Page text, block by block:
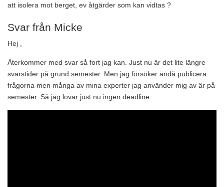
att isolera mot berget, ev åtgärder som kan vidtas ?
Svar från Micke
Hej ,
Återkommer med svar så fort jag kan. Just nu är det lite längre
svarstider på grund semester. Men jag försöker ändå publicera
frågorna men många av mina experter jag använder mig av är på
semester. Så jag lovar just nu ingen deadline.